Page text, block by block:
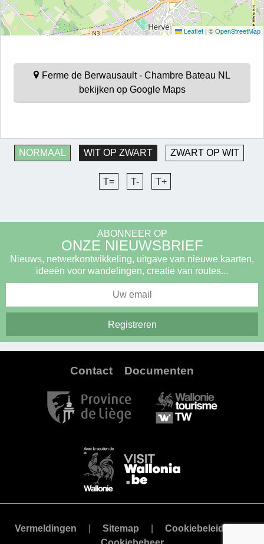
Leaflet | ©OpenStreetMap
Ferme de Berwausault - Chambre Bateau NL
bekijken op Google Maps
NORMAAL WIT OP ZWART ZWART OP WIT
T= T- T+
ABONNEER OP
ONZE NIEUWSBRIEF
Nieuws, netwerkontwikkeling, uitgave van nieuwe kaarten,
ideeën voor wandelingen, creatie van routes...
Contact Documenten
Vermeldingen Sitemap
Cookiebeleid